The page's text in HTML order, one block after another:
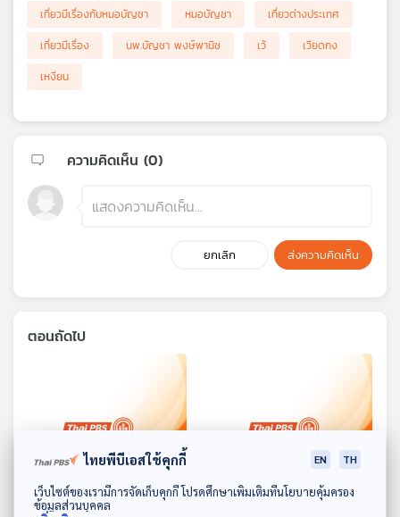
ดาวน์โหลด Thai PBS Podcast Application
เที่ยวมีเรื่องกับหมอบัญชา
หมอบัญชา
เที่ยวต่างประเทศ
เที่ยวมีเรื่อง
นพ.บัญชา พงษ์พานิช เว้
เวียดกง
เหงียน
ความคิดเห็น (0)
ยกเลิก ส่งความคิดเห็น
ตอนถัดไป
25:26 25:26
ไทยพีบีเอสใช้คุกกี้ EN TH
เว็บไซต์ของเรามีการจัดเก็บคุกกี้ โปรดศึกษาเพิ่มเติมที่นโยบายคุ้มครอง
ข้อมูลส่วนบุคคล